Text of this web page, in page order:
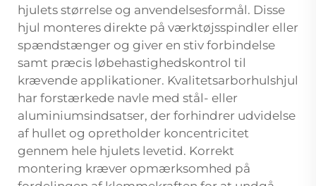
hjulets størrelse og anvendelsesformål. Disse
hjul monteres direkte på værktøjsspindler eller
spændstænger og giver en stiv forbindelse
samt præcis løbehastighedskontrol til
krævende applikationer. Kvalitetsarborhulshjul
har forstærkede navle med stål- eller
aluminiumsindsatser, der forhindrer udvidelse
af hullet og opretholder koncentricitet
gennem hele hjulets levetid. Korrekt
montering kræver opmærksomhed på